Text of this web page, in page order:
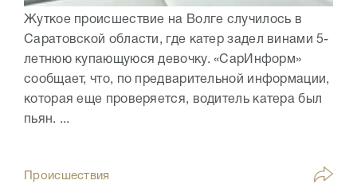
Жуткое происшествие на Волге случилось в
Саратовской области, где катер задел винами 5-
летнюю купающуюся девочку. «СарИнформ»
сообщает, что, по предварительной информации,
которая еще проверяется, водитель катера был
пьян. ...
Происшествия